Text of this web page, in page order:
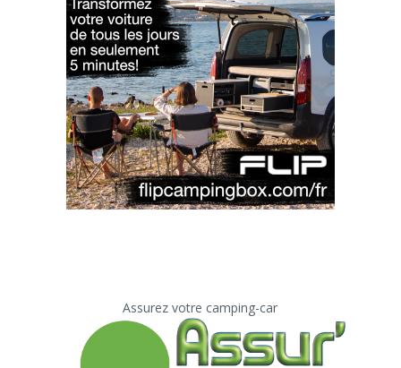
Assurez votre camping-car